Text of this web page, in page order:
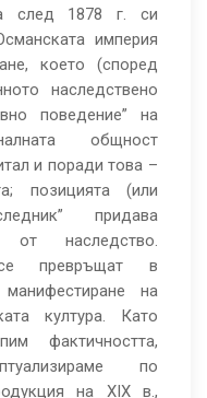
след 1878 г. си
империя
което (според
наследствено
поведение” на
общност
и поради това –
позицията (или
придава
наследство.
се превръщат в
на
култура. Като
фактичността,
по
на ХІХ в.,